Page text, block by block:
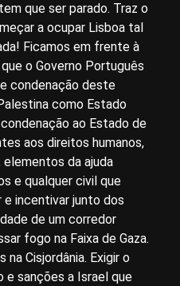
que ser parado. Traz o
a ocupar Lisboa tal
Ficamos em frente à
o Governo Português
condenação deste
como Estado
ao Estado de
aos direitos humanos,
da ajuda
e qualquer civil que
e incentivar junto dos
de um corredor
fogo na Faixa de Gaza.
Cisjordânia. Exigir o
sanções a Israel que